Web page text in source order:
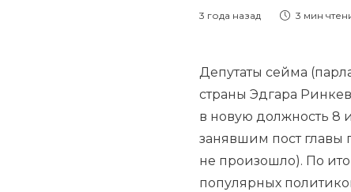
3 года назад 3 мин
Депутаты сейма
страны Эдгара
в новую должность 8
занявшим пост главы
не произошло). По
популярных